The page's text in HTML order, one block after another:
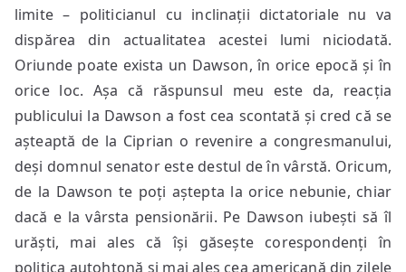
limite – politicianul cu inclinații dictatoriale nu va
dispărea din actualitatea acestei lumi niciodată.
Oriunde poate exista un Dawson, în orice epocă și în
orice loc. Așa că răspunsul meu este da, reacția
publicului la Dawson a fost cea scontată și cred că se
așteaptă de la Ciprian o revenire a congresmanului,
deși domnul senator este destul de în vârstă. Oricum,
de la Dawson te poți aștepta la orice nebunie, chiar
dacă e la vârsta pensionării. Pe Dawson iubești să îl
urăști, mai ales că își găsește corespondenți în
politica autohtonă și mai ales cea americană din zilele